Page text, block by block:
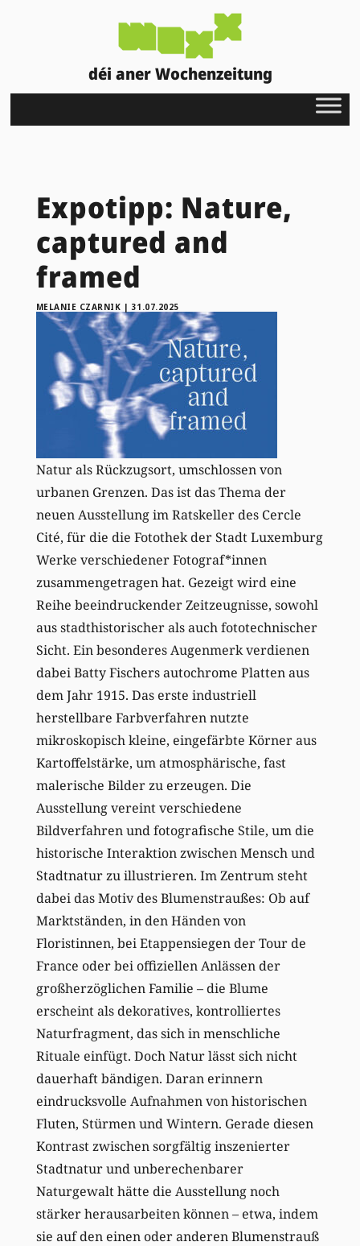
déi aner Wochenzeitung
Expotipp: Nature,
captured and
framed
MELANIE CZARNIK | 31.07.2025
Natur als Rückzugsort, umschlossen von
urbanen Grenzen. Das ist das Thema der
neuen Ausstellung im Ratskeller des Cercle
Cité, für die die Fotothek der Stadt Luxemburg
Werke verschiedener Fotograf*innen
zusammengetragen hat. Gezeigt wird eine
Reihe beeindruckender Zeitzeugnisse, sowohl
aus stadthistorischer als auch fototechnischer
Sicht. Ein besonderes Augenmerk verdienen
dabei Batty Fischers autochrome Platten aus
dem Jahr 1915. Das erste industriell
herstellbare Farbverfahren nutzte
mikroskopisch kleine, eingefärbte Körner aus
Kartoffelstärke, um atmosphärische, fast
malerische Bilder zu erzeugen. Die
Ausstellung vereint verschiedene
Bildverfahren und fotografische Stile, um die
historische Interaktion zwischen Mensch und
Stadtnatur zu illustrieren. Im Zentrum steht
dabei das Motiv des Blumenstraußes: Ob auf
Marktständen, in den Händen von
Floristinnen, bei Etappensiegen der Tour de
France oder bei offiziellen Anlässen der
großherzöglichen Familie – die Blume
erscheint als dekoratives, kontrolliertes
Naturfragment, das sich in menschliche
Rituale einfügt. Doch Natur lässt sich nicht
dauerhaft bändigen. Daran erinnern
eindrucksvolle Aufnahmen von historischen
Fluten, Stürmen und Wintern. Gerade diesen
Kontrast zwischen sorgfältig inszenierter
Stadtnatur und unberechenbarer
Naturgewalt hätte die Ausstellung noch
stärker herausarbeiten können – etwa, indem
sie auf den einen oder anderen Blumenstrauß